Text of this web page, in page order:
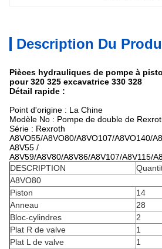
Description Du
Pièces hydrauliques de pompe à
pour 320 325 excavatrice 330 328
Détail rapide :
Point d'origine : La Chine
Modèle No : Pompe de double de
Série : Rexroth
A8VO55/A8VO80/A8VO107/A8VO140/
A8V55 /
A8V59/A8V80/A8V86/A8V107/A8V115/
DESCRIPTION
A8VO80
Piston
14
Anneau
28
Bloc-cylindres
2
Plat R de valve
1
Plat L de valve
1